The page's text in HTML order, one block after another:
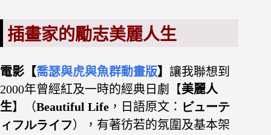
插畫家的勵志美麗人生
電影【喬瑟與虎與魚群動畫版】 讓我聯想到
2000年曾經紅及一時的經典日劇【美麗人
生】（Beautiful Life ，日語原文： ビューテ
ィフルライフ），有著彷若的氛圍及基本架